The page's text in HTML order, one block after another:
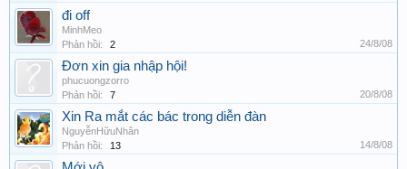
đi off
MinhMeo
Phản hồi:
2 24/8/08
Đơn xin gia nhập hội!
phucuongzorro
Phản hồi:
7 20/8/08
Xin Ra mắt các bác trong diễn đàn
NguyễnHữuNhân
Phản hồi:
13 14/8/08